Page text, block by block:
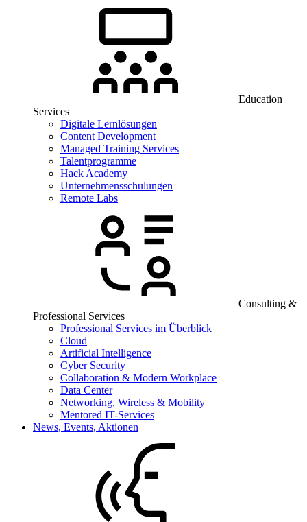
Education
Services
Digitale Lernlösungen
Content Development
Managed Training Services
Talentprogramme
Hack Academy
Unternehmensschulungen
Remote Labs
Consulting &
Professional Services
Professional Services im Überblick
Cloud
Artificial Intelligence
Cyber Security
Collaboration & Modern Workplace
Data Center
Networking, Wireless & Mobility
Mentored IT-Services
News, Events, Aktionen